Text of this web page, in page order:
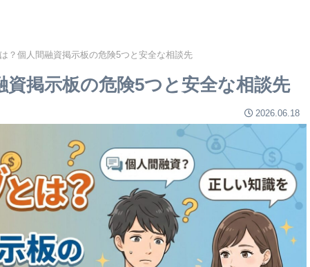
？個人間融資掲示板の危険5つと安全な相談先
掲示板の危険5つと安全な相談先
2026.06.18